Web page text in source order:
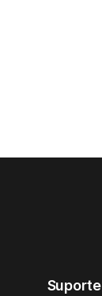
Suporte